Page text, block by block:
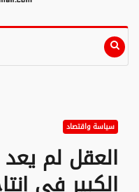
سياسة واقتصاد
العقل لم